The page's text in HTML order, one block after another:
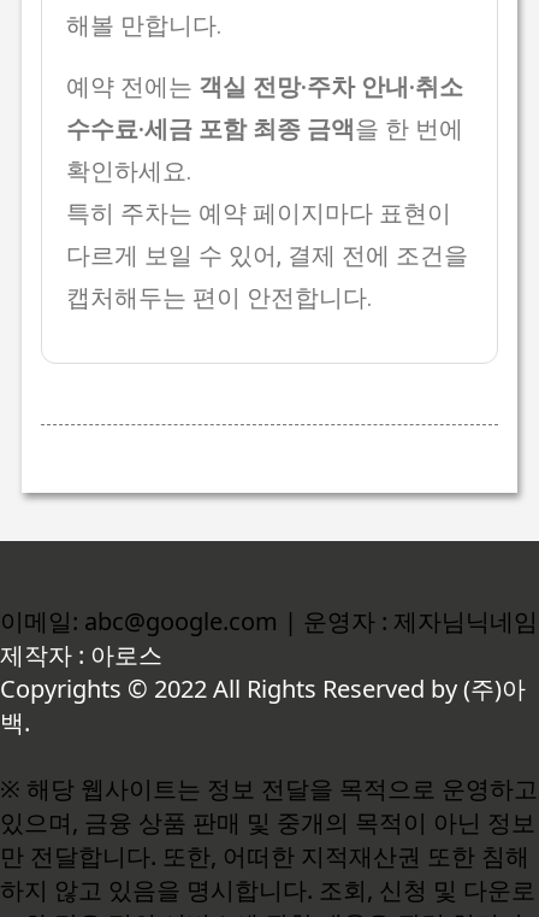
해볼 만합니다.
예약 전에는 객실 전망·주차 안내·취소
수수료·세금 포함 최종 금액을 한 번에
확인하세요.
특히 주차는 예약 페이지마다 표현이
다르게 보일 수 있어, 결제 전에 조건을
캡처해두는 편이 안전합니다.
이메일: abc@google.com | 운영자 : 제자님닉네임
제작자 : 아로스
Copyrights © 2022 All Rights Reserved by (주)아
백.
※ 해당 웹사이트는 정보 전달을 목적으로 운영하고
있으며, 금융 상품 판매 및 중개의 목적이 아닌 정보
만 전달합니다. 또한, 어떠한 지적재산권 또한 침해
하지 않고 있음을 명시합니다. 조회, 신청 및 다운로